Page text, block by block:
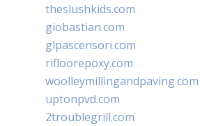
theslushkids.com
giobastian.com
glpascensori.com
rifloorepoxy.com
woolleymillingandpaving.com
uptonpvd.com
2troublegrill.com